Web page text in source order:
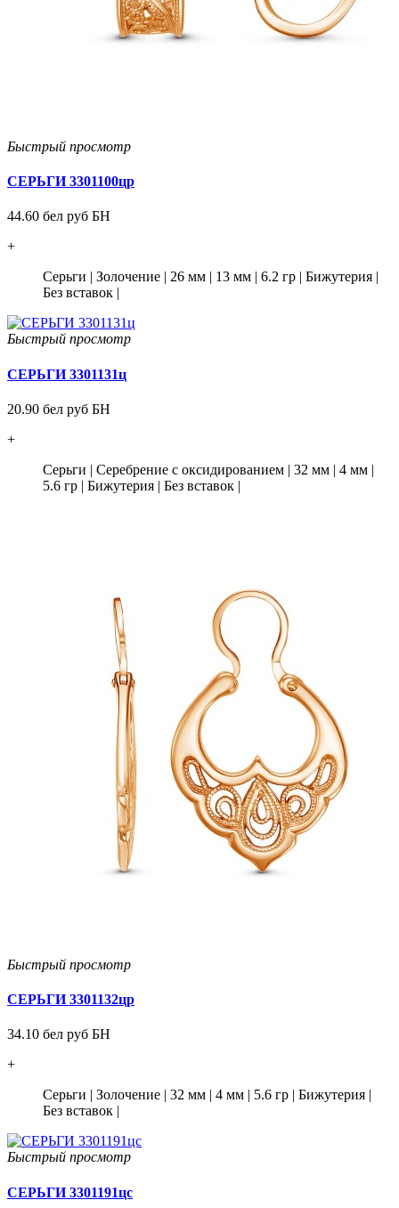
Быстрый просмотр
СЕРЬГИ 3301100цр
44.60 бел руб БН
+
Серьги | Золочение | 26 мм | 13 мм | 6.2 гр | Бижутерия |
Без вставок |
Быстрый просмотр
СЕРЬГИ 3301131ц
20.90 бел руб БН
+
Серьги | Серебрение с оксидированием | 32 мм | 4 мм |
5.6 гр | Бижутерия | Без вставок |
Быстрый просмотр
СЕРЬГИ 3301132цр
34.10 бел руб БН
+
Серьги | Золочение | 32 мм | 4 мм | 5.6 гр | Бижутерия |
Без вставок |
Быстрый просмотр
СЕРЬГИ 3301191цс